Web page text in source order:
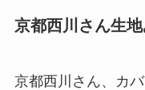
京都西川さん生
京都西川さん、カ